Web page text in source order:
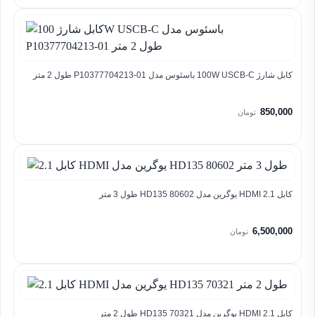
کابل شارژ 100W USCB-C باسئوس مدل P10377704213-01 طول 2 متر
850,000 تومان
کابل 2.1 HDMI یوگرین مدل HD135 80602 طول 3 متر
6,500,000 تومان
کابل 2.1 HDMI یوگرین مدل HD135 70321 طول 2 متر